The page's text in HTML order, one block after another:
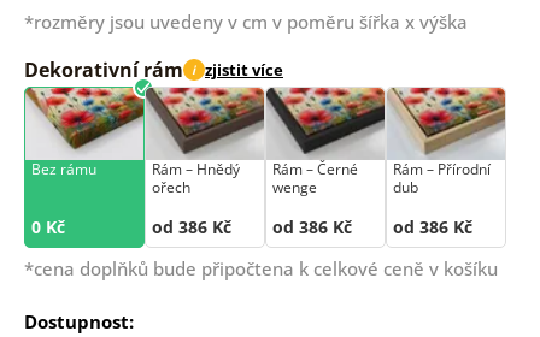
*rozměry jsou uvedeny v cm v poměru šířka x výška
Dekorativní rám i zjistit více
Bez rámu
0 Kč
Rám –⁠⁠⁠⁠⁠⁠ Hnědý
ořech
od 386 Kč
Rám –⁠⁠⁠⁠⁠⁠ Černé
wenge
od 386 Kč
Rám –⁠⁠⁠⁠⁠⁠ Přírodní
dub
od 386 Kč
*cena doplňků bude připočtena k celkové ceně v košíku
Dostupnost: